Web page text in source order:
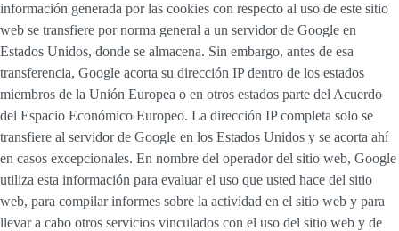
información generada por las cookies con respecto al uso de este sitio
web se transfiere por norma general a un servidor de Google en
Estados Unidos, donde se almacena. Sin embargo, antes de esa
transferencia, Google acorta su dirección IP dentro de los estados
miembros de la Unión Europea o en otros estados parte del Acuerdo
del Espacio Económico Europeo. La dirección IP completa solo se
transfiere al servidor de Google en los Estados Unidos y se acorta ahí
en casos excepcionales. En nombre del operador del sitio web, Google
utiliza esta información para evaluar el uso que usted hace del sitio
web, para compilar informes sobre la actividad en el sitio web y para
llevar a cabo otros servicios vinculados con el uso del sitio web y de